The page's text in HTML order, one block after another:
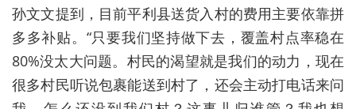
孙文文提到，目前平利县送货入村的费用主要依靠拼
多多补贴。“只要我们坚持做下去，覆盖村点率稳在
80%没太大问题。村民的渴望就是我们的动力，现在
很多村民听说包裹能送到村了，还会主动打电话来问